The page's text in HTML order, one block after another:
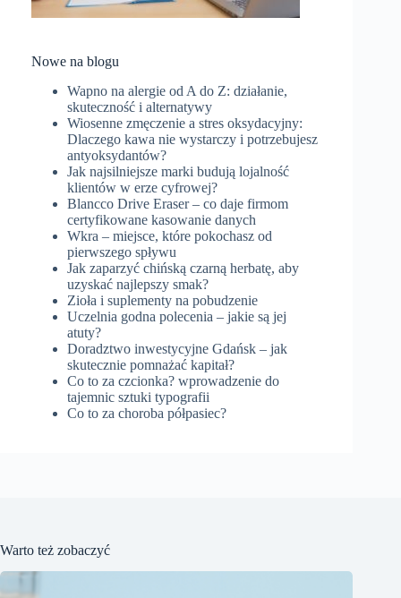
Nowe na blogu
Wapno na alergie od A do Z: działanie,
skuteczność i alternatywy
Wiosenne zmęczenie a stres oksydacyjny:
Dlaczego kawa nie wystarczy i potrzebujesz
antyoksydantów?
Jak najsilniejsze marki budują lojalność
klientów w erze cyfrowej?
Blancco Drive Eraser – co daje firmom
certyfikowane kasowanie danych
Wkra – miejsce, które pokochasz od
pierwszego spływu
Jak zaparzyć chińską czarną herbatę, aby
uzyskać najlepszy smak?
Zioła i suplementy na pobudzenie
Uczelnia godna polecenia – jakie są jej
atuty?
Doradztwo inwestycyjne Gdańsk – jak
skutecznie pomnażać kapitał?
Co to za czcionka? wprowadzenie do
tajemnic sztuki typografii
Co to za choroba półpasiec?
Warto też zobaczyć